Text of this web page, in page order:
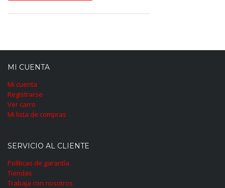
MI CUENTA
Mi cuenta
Registrarse
Ver carro
Mi lista de compras
SERVICIO AL CLIENTE
Políticas de garantía
Tiendas
Trabaja con nosotros